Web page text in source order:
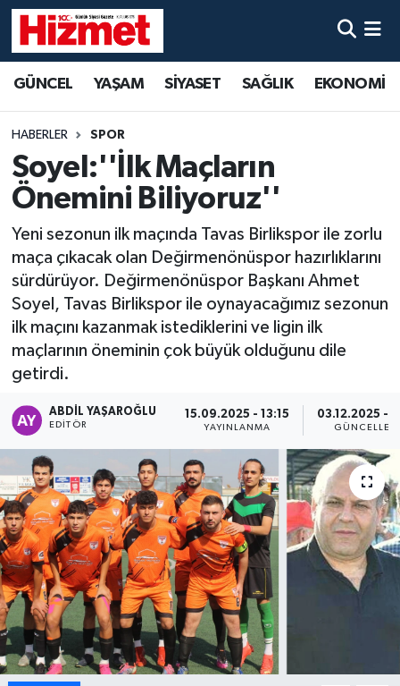
GÜNCEL YAŞAM SİYASET SAĞLIK EKONOMİ
HABERLER SPOR
Soyel:''İlk Maçların
Önemini Biliyoruz''
Yeni sezonun ilk maçında Tavas Birlikspor ile zorlu
maça çıkacak olan Değirmenönüspor hazırlıklarını
sürdürüyor. Değirmenönüspor Başkanı Ahmet
Soyel, Tavas Birlikspor ile oynayacağımız sezonun
ilk maçını kazanmak istediklerini ve ligin ilk
maçlarının öneminin çok büyük olduğunu dile
getirdi.
ABDIL YAŞAROĞLU
EDITÖR
15.09.2025 - 13:15
YAYINLANMA
03.12.2025 -
YAŞAM
SİYASET
SAĞLIK
EKONOMİ
KÜLTÜR SANAT
ÖZEL HABER
DTO
RESMİ REKLAM
Denizli Hava Durumu
Denizli Trafik Yoğunluk Haritası
Süper Lig Puan Durumu ve Fikstür
Tüm Manşetler
Son Dakika Haberleri
Haber Arşivi